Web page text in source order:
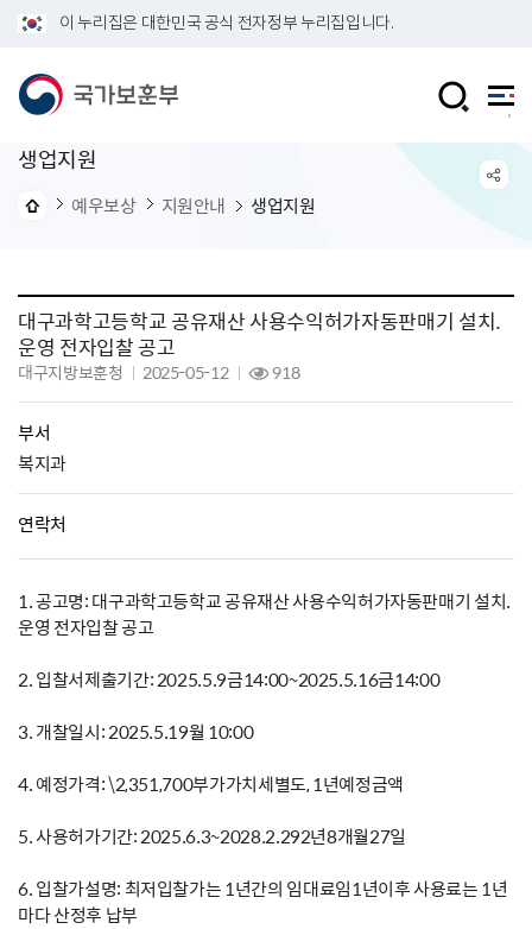
이 누리집은 대한민국 공식 전자정부 누리집입니다.
생업지원
예우보상 지원안내 생업지원
대구과학고등학교 공유재산 사용수익허가자동판매기 설치.
운영 전자입찰 공고
대구지방보훈청 2025-05-12 918
부서
복지과
연락처
1. 공고명: 대구과학고등학교 공유재산 사용수익허가자동판매기 설치.
운영 전자입찰 공고
2. 입찰서제출기간: 2025.5.9금14:00~2025.5.16금14:00
3. 개찰일시: 2025.5.19월 10:00
4. 예정가격: \2,351,700부가가치세별도, 1년예정금액
5. 사용허가기간: 2025.6.3~2028.2.292년8개월27일
6. 입찰가설명: 최저입찰가는 1년간의 임대료임1년이후 사용료는 1년
마다 산정후 납부